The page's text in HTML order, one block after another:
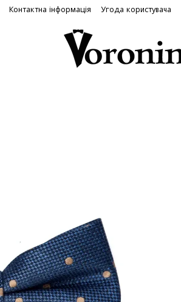
Контактна інформація Угода користувача